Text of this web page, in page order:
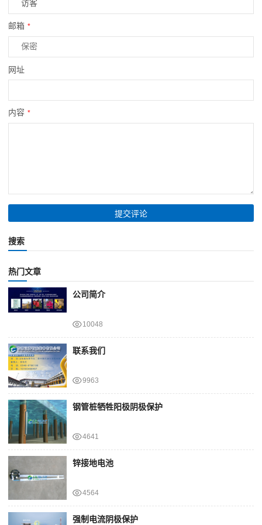
邮箱 *
网址
内容 *
搜索
热门文章
公司简介
10048
联系我们
9963
钢管桩牺牲阳极阴极保护
4641
锌接地电池
4564
强制电流阴极保护